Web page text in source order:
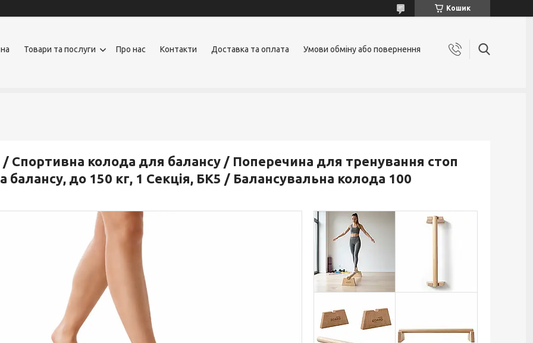
Кошик
Товари та послуги Про нас Контакти Доставка та оплата Умови обміну або повернення
/ Спортивна колода для балансу / Поперечина для тренування стоп
балансу, до 150 кг, 1 Секція, БК5 / Балансувальна колода 100